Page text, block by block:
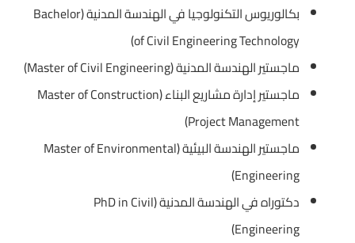
بكالوريوس التكنولوجيا في الهندسة المدنية (Bachelor
of Civil Engineering Technology)
ماجستير الهندسة المدنية (Master of Civil Engineering)
ماجستير إدارة مشاريع البناء (Master of Construction
Project Management)
ماجستير الهندسة البيئية (Master of Environmental
Engineering)
دكتوراه في الهندسة المدنية (PhD in Civil
Engineering)